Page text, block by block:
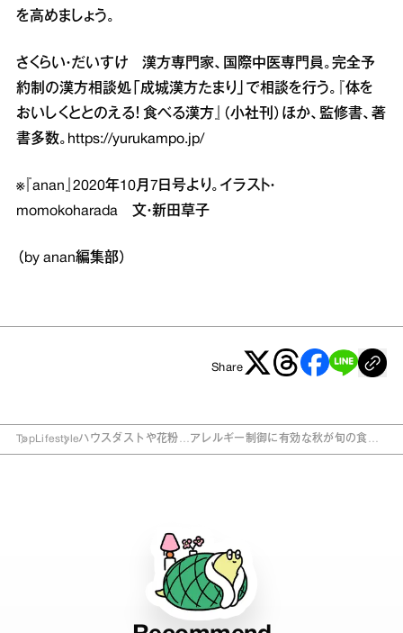
を高めましょう。
さくらい・だいすけ 漢方専門家、国際中医専門員。完全予
約制の漢方相談処「成城漢方たまり」で相談を行う。『体を
おいしくととのえる！ 食べる漢方』（小社刊）ほか、監修書、著
書多数。 https://yurukampo.jp/
※『anan』2020年10月7日号より。イラスト・
momokoharada 文・新田草子
（by anan編集部）
Share
Top Lifestyleハウスダストや花粉…アレルギー制御に有効な秋が旬の食べ